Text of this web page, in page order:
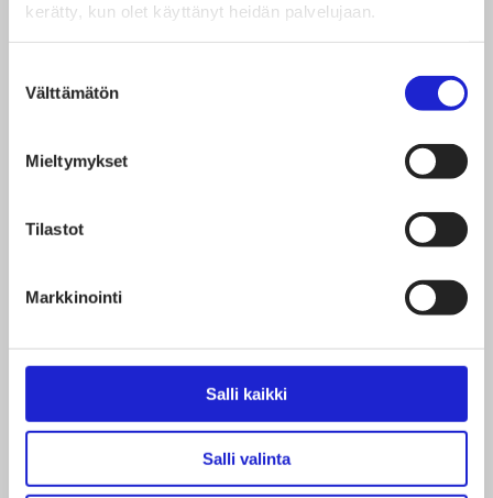
kerätty, kun olet käyttänyt heidän palvelujaan.
valinta
Välttämätön
Mieltymykset
Tilastot
Markkinointi
Salli kaikki
Salli valinta
Toimihenkilöt: 1.5.2021
Neuvottelut käytävä 30.4. mennessä.
korotus on suuruudeltaan 1,2 % yleiskorotus +
Kummallakin sopimusalalla on kriisilauseke,
sopia toisin, jos yrityksen taloudellinen tila niin
Yrityskysely: Pitkittyvä poikkeusaika
kasvu-uralla